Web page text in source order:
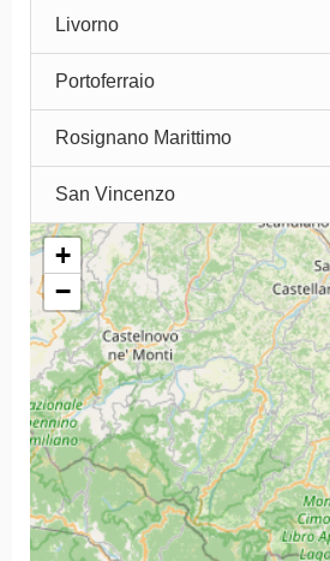
Livorno
Portoferraio
Rosignano Marittimo
San Vincenzo
+
−